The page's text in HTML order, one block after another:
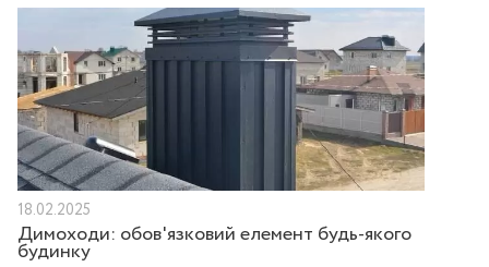
18.02.2025
Димоходи: обов'язковий елемент будь-якого
будинку